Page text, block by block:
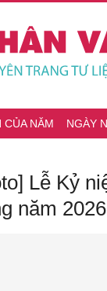
CỦA NĂM NGÀY
Lễ Kỷ
năm 2026